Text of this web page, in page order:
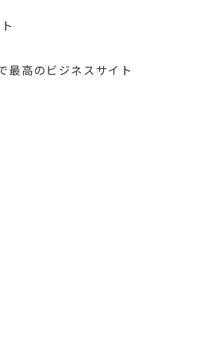
最高のビジネスサイト